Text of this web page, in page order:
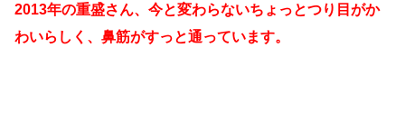
2013年の重盛さん、今と変わらないちょっとつり目がか
わいらしく、鼻筋がすっと通っています。